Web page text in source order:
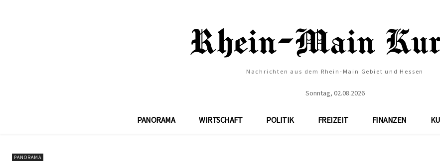
Nachrichten aus dem Rhein-Main Gebiet und Hessen
Sonntag, 02.08.2026
PANORAMA WIRTSCHAFT POLITIK FREIZEIT FINANZEN
PANORAMA